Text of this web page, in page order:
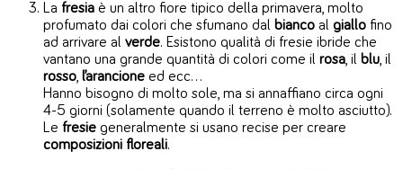
La fresia è un altro fiore tipico della primavera, molto
profumato dai colori che sfumano dal bianco al giallo fino
ad arrivare al verde. Esistono qualità di fresie ibride che
vantano una grande quantità di colori come il rosa, il blu, il
rosso, l’arancione ed ecc…
Hanno bisogno di molto sole, ma si annaffiano circa ogni
4-5 giorni (solamente quando il terreno è molto asciutto).
Le fresie generalmente si usano recise per creare
composizioni floreali.